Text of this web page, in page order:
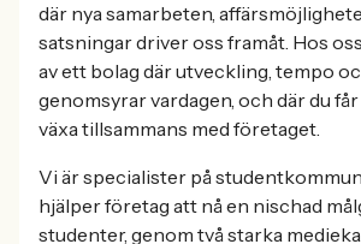
där nya samarbeten,
satsningar driver oss framåt. Hos
av ett bolag där utveckling, tempo
genomsyrar vardagen, och där du
växa tillsammans med företaget.
Vi är specialister på
hjälper företag att nå en nischad
studenter, genom två starka